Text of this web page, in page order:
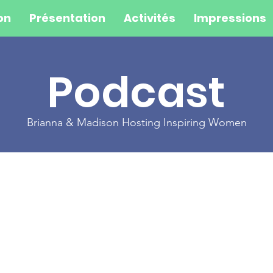
Présentation Activités Impressions
Podcast
Brianna & Madison Hosting Inspiring Women